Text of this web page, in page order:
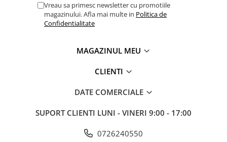
Vreau sa primesc newsletter cu promotiile
magazinului. Afla mai multe in Politica de
Confidentialitate
MAGAZINUL MEU
CLIENTI
DATE COMERCIALE
SUPORT CLIENTI LUNI - VINERI 9:00 - 17:00
0726240550